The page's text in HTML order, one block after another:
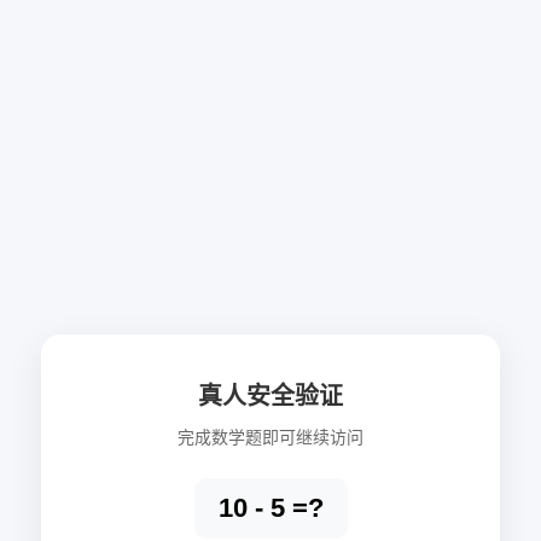
真人安全验证
完成数学题即可继续访问
10 - 5 =?